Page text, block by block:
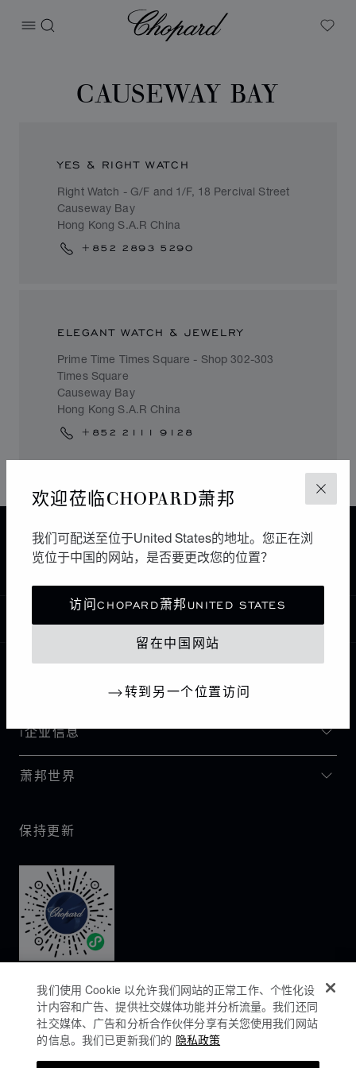
关闭
欢迎莅临CHOPARD萧邦
我们可配送至位于United States的地址。您正在浏
览位于中国的网站，是否要更改您的位置？
访问CHOPARD萧邦UNITED STATES
留在中国网站
转到另一个位置访问
打开菜单
搜索
Chopard
My
CAUSEWAY BAY
YES & RIGHT WATCH
Right Watch - G/F and 1/F, 18 Percival Street
Causeway Bay
Hong Kong S.A.R China
+852 2893 5290
ELEGANT WATCH & JEWELRY
Prime Time Times Square - Shop 302-303
Times Square
Causeway Bay
Hong Kong S.A.R China
+852 2111 9128
主页 查找精品店 所有店铺 亚洲 大洋洲
中国香港特别行政区 CAUSEWAY BAY
本地化（更改国家/地区）
更改国家/地区
I企业信息
萧邦世界
保持更新
我们使用 Cookie 以允许我们网站的正常工作、个性化设
计内容和广告、提供社交媒体功能并分析流量。我们还同
社交媒体、广告和分析合作伙伴分享有关您使用我们网站
的信息。我们已更新我们的 隐私政策